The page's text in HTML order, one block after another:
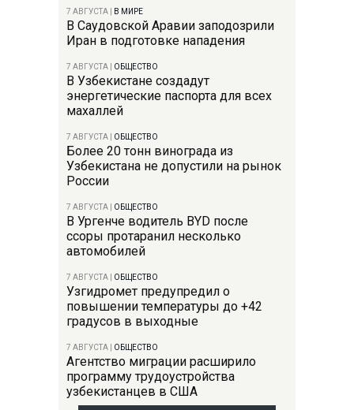
7 АВГУСТА В МИРЕ
В Саудовской Аравии заподозрили
Иран в подготовке нападения
7 АВГУСТА ОБЩЕСТВО
В Узбекистане создадут
энергетические паспорта для всех
махаллей
7 АВГУСТА ОБЩЕСТВО
Более 20 тонн винограда из
Узбекистана не допустили на рынок
России
7 АВГУСТА ОБЩЕСТВО
В Ургенче водитель BYD после
ссоры протаранил несколько
автомобилей
7 АВГУСТА ОБЩЕСТВО
Узгидромет предупредил о
повышении температуры до +42
градусов в выходные
7 АВГУСТА ОБЩЕСТВО
Агентство миграции расширило
программу трудоустройства
узбекистанцев в США